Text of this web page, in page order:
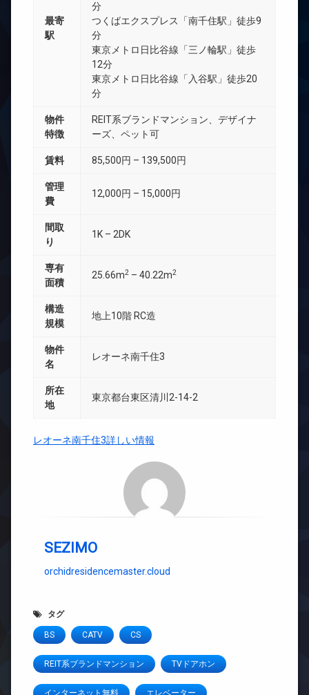
最寄
駅
分
つくばエクスプレス「南千住駅」徒歩9
分
東京メトロ日比谷線「三ノ輪駅」徒歩
12分
東京メトロ日比谷線「入谷駅」徒歩20
分
物件
特徴
REIT系ブランドマンション、デザイナ
ーズ、ペット可
賃料 85,500円 – 139,500円
管理
費
12,000円 – 15,000円
間取
り
1K – 2DK
専有
面積
25.66m2 – 40.22m2
構造
規模
地上10階 RC造
物件
名
レオーネ南千住3
所在
地
東京都台東区清川2-14-2
レオーネ南千住3詳しい情報
SEZIMO
orchidresidencemaster.cloud
タグ
BS CATV CS
REIT系ブランドマンション TVドアホン
インターネット無料 エレベーター